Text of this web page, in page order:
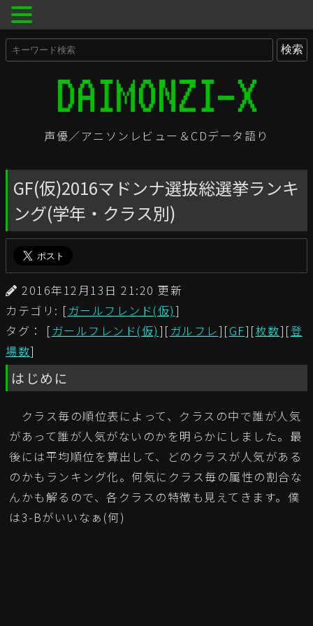
声優／アニソンレビュー＆CDデータ語り
GF(仮)2016マドンナ選抜総選挙ランキ
ング(学年・クラス別)
2016年12月13日 21:20 更新
カテゴリ: [ガールフレンド(仮)]
タグ： [ガールフレンド(仮)][ガルフレ][GF][枚数][登
場数]
はじめに
クラス毎の順位表によって、クラスの中で誰が人気
があって誰が人気がないのかを明らかにしました。最
後には平均順位を算出して、どのクラスが人気がある
のかもランキング化。何気にクラス毎の属性の割合な
んかも解るので、各クラスの特徴も見えてきます。僕
は3-Bがいいなぁ(何)